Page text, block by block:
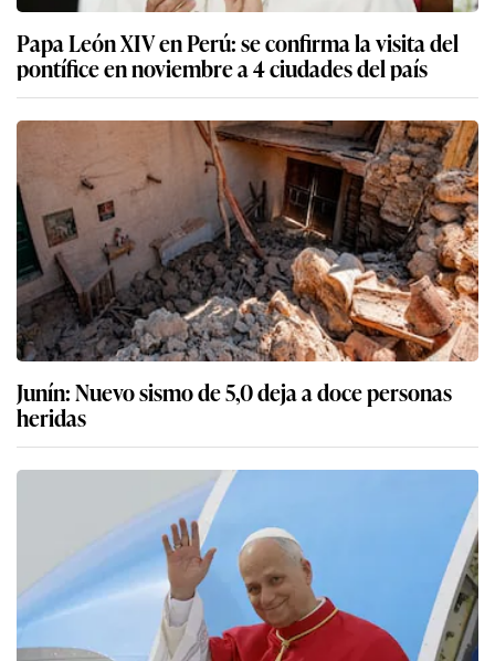
Papa León XIV en Perú: se confirma la visita del
pontífice en noviembre a 4 ciudades del país
Junín: Nuevo sismo de 5,0 deja a doce personas
heridas